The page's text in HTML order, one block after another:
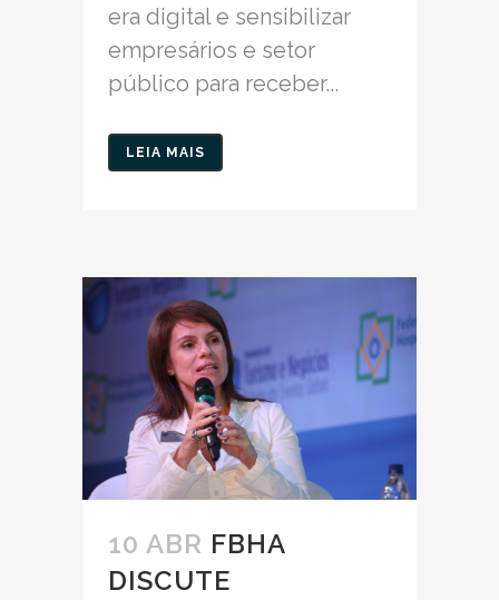
era digital e sensibilizar
empresários e setor
público para receber...
LEIA MAIS
10 ABR FBHA
DISCUTE